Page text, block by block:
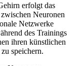
erfolgt das
zwischen Neuronen
Netzwerke
des Trainings
ihren künstlichen
zu speichern.